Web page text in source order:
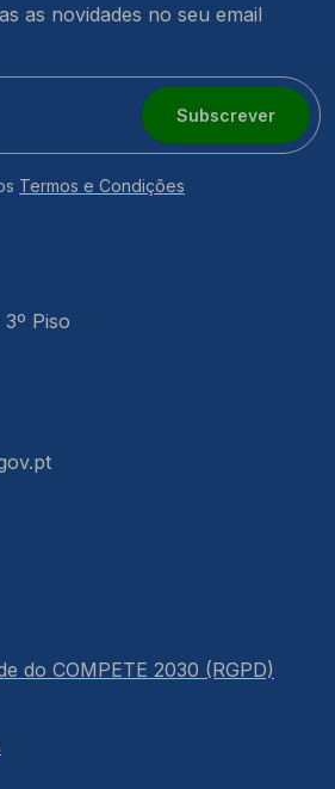
as novidades no seu email
Subscrever
Termos e Condições
Piso
do COMPETE 2030 (RGPD)